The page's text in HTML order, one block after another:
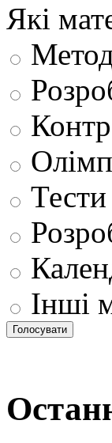
Які
Інші